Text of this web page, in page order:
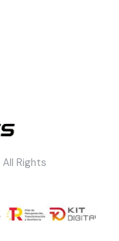
All Rights